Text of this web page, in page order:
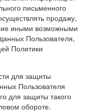
письменного
продажу,
иными возможными
Пользователя,
Политики
для защиты
Пользователя
для защиты такого
обороте.